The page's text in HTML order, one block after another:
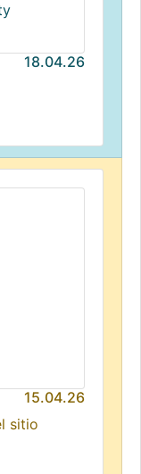
18.04.26
15.04.26
sitio